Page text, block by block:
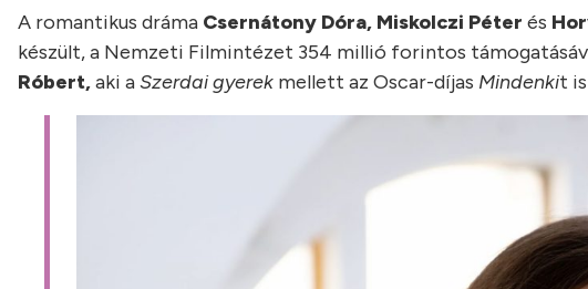
A romantikus dráma Csernátony Dóra, Miskolczi Péter és
készült, a Nemzeti Filmintézet 354 millió forintos
Róbert,aki aSzerdai gyerek mellett az Oscar-díjas Mindenkit